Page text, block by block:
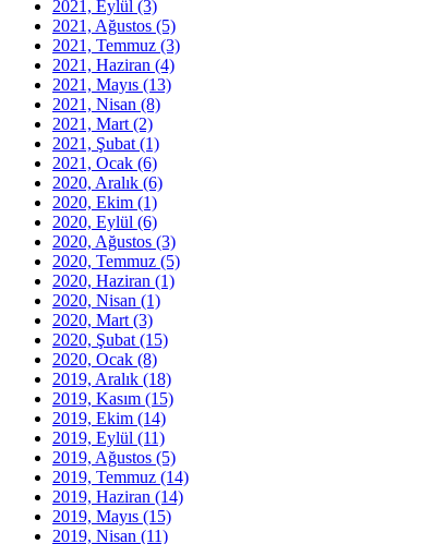
2021, Eylül (3)
2021, Ağustos (5)
2021, Temmuz (3)
2021, Haziran (4)
2021, Mayıs (13)
2021, Nisan (8)
2021, Mart (2)
2021, Şubat (1)
2021, Ocak (6)
2020, Aralık (6)
2020, Ekim (1)
2020, Eylül (6)
2020, Ağustos (3)
2020, Temmuz (5)
2020, Haziran (1)
2020, Nisan (1)
2020, Mart (3)
2020, Şubat (15)
2020, Ocak (8)
2019, Aralık (18)
2019, Kasım (15)
2019, Ekim (14)
2019, Eylül (11)
2019, Ağustos (5)
2019, Temmuz (14)
2019, Haziran (14)
2019, Mayıs (15)
2019, Nisan (11)